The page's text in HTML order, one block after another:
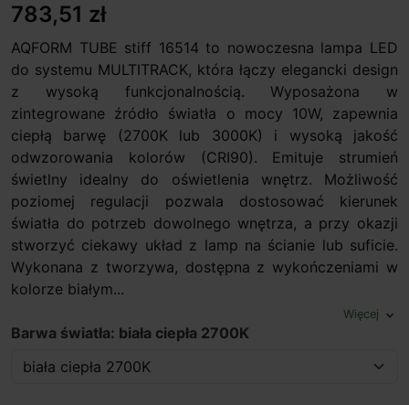
783,51 zł
AQFORM TUBE stiff 16514 to nowoczesna lampa LED
do systemu MULTITRACK, która łączy elegancki design
z wysoką funkcjonalnością. Wyposażona w
zintegrowane źródło światła o mocy 10W, zapewnia
ciepłą barwę (2700K lub 3000K) i wysoką jakość
odwzorowania kolorów (CRI90). Emituje strumień
świetlny idealny do oświetlenia wnętrz. Możliwość
poziomej regulacji pozwala dostosować kierunek
światła do potrzeb dowolnego wnętrza, a przy okazji
stworzyć ciekawy układ z lamp na ścianie lub suficie.
Wykonana z tworzywa, dostępna z wykończeniami w
kolorze białym...
Więcej expand_more
Barwa światła: biała ciepła 2700K